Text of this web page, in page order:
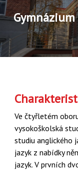
Ve čtyřletém
vysokoškolská
studiu anglického
jazyk z nabídky
jazyk. V prvních